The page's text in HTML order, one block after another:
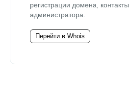
регистрации домена, контакты
администратора.
Перейти в Whois